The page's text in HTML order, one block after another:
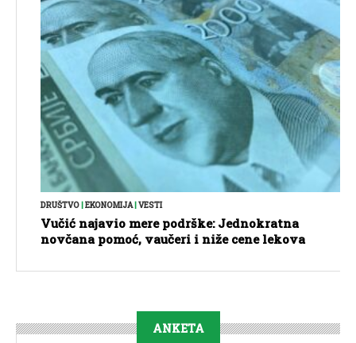
DRUŠTVO EKONOMIJA| VESTI
Vučić najavio mere podrške: Jednokratna
novčana pomoć, vaučeri i niže cene lekova
ANKETA